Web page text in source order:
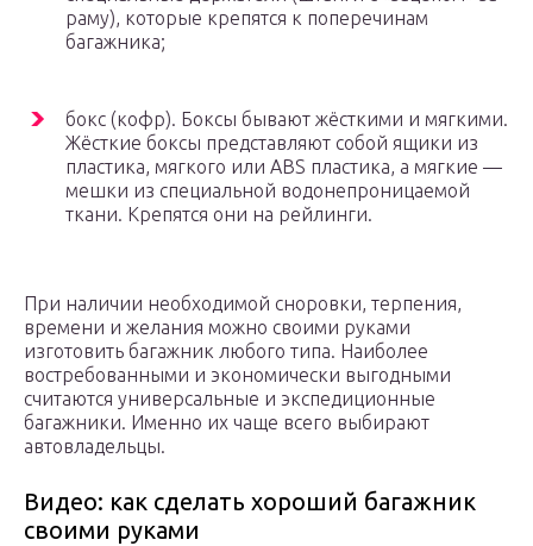
раму), которые крепятся к поперечинам
багажника;
бокс (кофр). Боксы бывают жёсткими и мягкими.
Жёсткие боксы представляют собой ящики из
пластика, мягкого или ABS пластика, а мягкие —
мешки из специальной водонепроницаемой
ткани. Крепятся они на рейлинги.
При наличии необходимой сноровки, терпения,
времени и желания можно своими руками
изготовить багажник любого типа. Наиболее
востребованными и экономически выгодными
считаются универсальные и экспедиционные
багажники. Именно их чаще всего выбирают
автовладельцы.
Видео: как сделать хороший багажник
своими руками